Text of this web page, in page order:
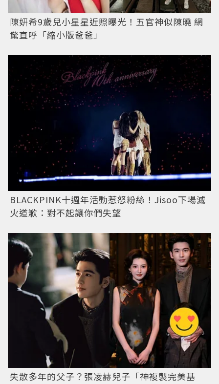
陳妍希9歲兒小星星近照曝光！五官神似陳曉 網
驚直呼「縮小版爸爸」
BLACKPINK十週年活動惹怒粉絲！Jisoo下場滅
火道歉：對不起讓你們失望
失散多年的父子？張凌赫兒子「神複製完美基